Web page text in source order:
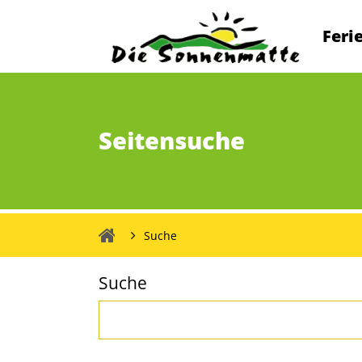
Navigation
Seitensuche
die
Sonnenmatte
Suche
Suche
Suchbegriffe